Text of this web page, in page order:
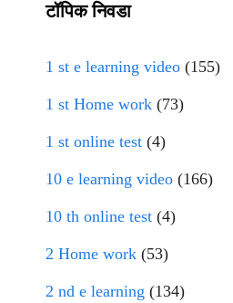
टॉपिक निवडा
1 st e learning video (155)
1 st Home work (73)
1 st online test (4)
10 e learning video (166)
10 th online test (4)
2 Home work (53)
2 nd e learning (134)